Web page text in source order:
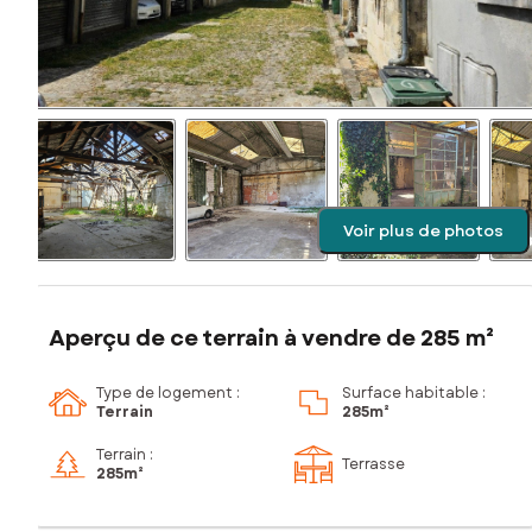
Voir plus de photos
Aperçu de ce terrain à vendre de 285 m²
Type de logement :
Terrain
Surface habitable :
285m²
Terrain :
285m²
Terrasse